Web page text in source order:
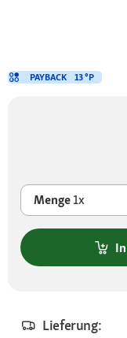
Menge1x
Lieferung:
PAYBACK 13 °P